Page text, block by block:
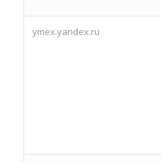
ymex.yandex.ru